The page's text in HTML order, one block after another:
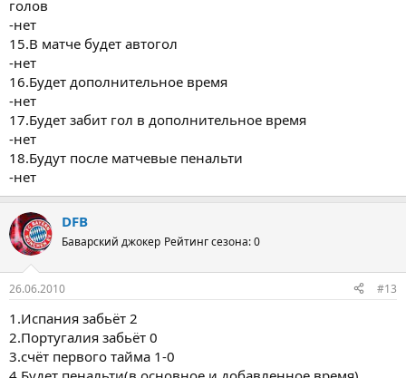
голов
-нет
15.В матче будет автогол
-нет
16.Будет дополнительное время
-нет
17.Будет забит гол в дополнительное время
-нет
18.Будут после матчевые пенальти
-нет
DFB
Баварский джокер Рейтинг сезона: 0
26.06.2010 #13
1.Испания забьёт 2
2.Португалия забьёт 0
3.счёт первого тайма 1-0